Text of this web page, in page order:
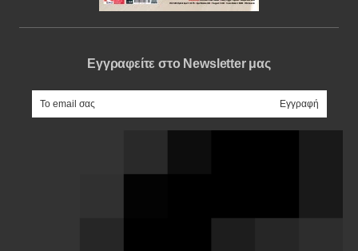
Εγγραφείτε στο Newsletter μας
e-mail